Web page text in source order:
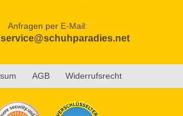
Anfragen per E-Mail:
AGB Widerrufsrecht